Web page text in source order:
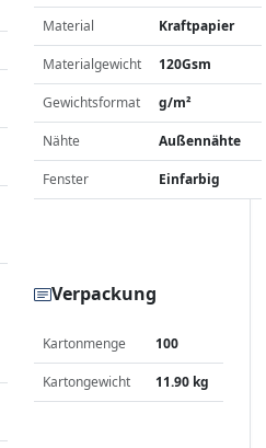
Material Kraftpapier
Materialgewicht 120Gsm
Gewichtsformat g/m²
Nähte Außennähte
Fenster Einfarbig
Verpackung
Kartonmenge 100
Kartongewicht 11.90 kg